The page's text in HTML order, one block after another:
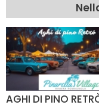
AGHI DI PINO